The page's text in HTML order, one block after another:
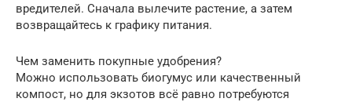
вредителей. Сначала вылечите растение, а затем
возвращайтесь к графику питания.
Чем заменить покупные удобрения?
Можно использовать биогумус или качественный
компост, но для экзотов всё равно потребуются